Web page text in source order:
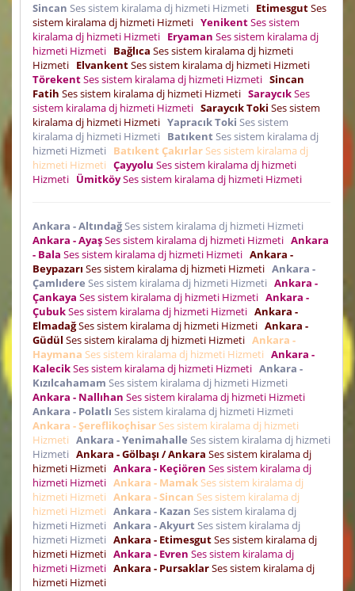
Sincan Ses sistem kiralama dj hizmeti Hizmeti EtimesgutSes
sistem kiralama dj hizmeti Hizmeti YenikentSes sistem
kiralama dj hizmeti Hizmeti Eryaman Ses sistem kiralama dj
hizmeti Hizmeti Bağlıca Ses sistem kiralama dj hizmeti
Hizmeti ElvankentSes sistem kiralama dj hizmeti Hizmeti
TörekentSes sistem kiralama dj hizmeti Hizmeti Sincan
Fatih Ses sistem kiralama dj hizmeti Hizmeti SaraycıkSes
sistem kiralama dj hizmeti Hizmeti Saraycık Toki Ses sistem
kiralama dj hizmeti Hizmeti Yapracık Toki Ses sistem
kiralama dj hizmeti Hizmeti
Batıkent Ses sistem kiralama dj
hizmeti Hizmeti
Batıkent Çakırlar Ses sistem kiralama dj
hizmeti Hizmeti Çayyolu Ses sistem kiralama dj hizmeti
Hizmeti ÜmitköySes sistem kiralama dj hizmeti Hizmeti
Ankara - AltındağSes sistem kiralama dj hizmeti Hizmeti
Ankara - AyaşSes sistem kiralama dj hizmeti Hizmeti Ankara
- Bala Ses sistem kiralama dj hizmeti Hizmeti Ankara -
Beypazarı Ses sistem kiralama dj hizmeti Hizmeti Ankara -
Çamlıdere Ses sistem kiralama dj hizmeti Hizmeti Ankara -
Çankaya Ses sistem kiralama dj hizmeti Hizmeti Ankara -
ÇubukSes sistem kiralama dj hizmeti Hizmeti Ankara -
ElmadağSes sistem kiralama dj hizmeti Hizmeti Ankara -
Güdül Ses sistem kiralama dj hizmeti Hizmeti Ankara -
Haymana Ses sistem kiralama dj hizmeti Hizmeti Ankara -
KalecikSes sistem kiralama dj hizmeti Hizmeti Ankara -
Kızılcahamam Ses sistem kiralama dj hizmeti Hizmeti
Ankara - Nallıhan Ses sistem kiralama dj hizmeti Hizmeti
Ankara - Polatlı Ses sistem kiralama dj hizmeti Hizmeti
Ankara - Şereflikoçhisar Ses sistem kiralama dj hizmeti
Hizmeti Ankara - Yenimahalle Ses sistem kiralama dj hizmeti
Hizmeti Ankara - Gölbaşı / Ankara Ses sistem kiralama dj
hizmeti Hizmeti Ankara - Keçiören Ses sistem kiralama dj
hizmeti Hizmeti Ankara - Mamak Ses sistem kiralama dj
hizmeti Hizmeti Ankara - Sincan Ses sistem kiralama dj
hizmeti Hizmeti Ankara - Kazan Ses sistem kiralama dj
hizmeti Hizmeti Ankara - Akyurt Ses sistem kiralama dj
hizmeti Hizmeti Ankara - EtimesgutSes sistem kiralama dj
hizmeti Hizmeti Ankara - Evren Ses sistem kiralama dj
hizmeti Hizmeti Ankara - PursaklarSes sistem kiralama dj
hizmeti Hizmeti